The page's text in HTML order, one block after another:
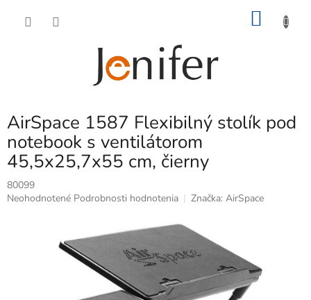
AirSpace 1587 Flexibilný stolík pod
notebook s ventilátorom
45,5x25,7x55 cm, čierny
80099
Priemerné
Neohodnotené Podrobnosti hodnotenia Značka: AirSpace